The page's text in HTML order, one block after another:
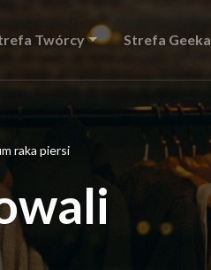
Twórcy Strefa Geeka
raka piersi